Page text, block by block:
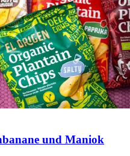
und Maniok